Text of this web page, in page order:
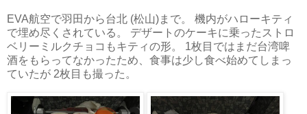
EVA航空で羽田から台北 (松山)まで。 機内がハローキティ
で埋め尽くされている。 デザートのケーキに乗ったストロ
ベリーミルクチョコもキティの形。 1枚目ではまだ台湾啤
酒をもらってなかったため、食事は少し食べ始めてしまっ
ていたが 2枚目も撮った。